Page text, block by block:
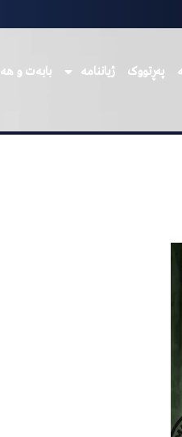
پەڕتووک ژیاننامە بابەت و